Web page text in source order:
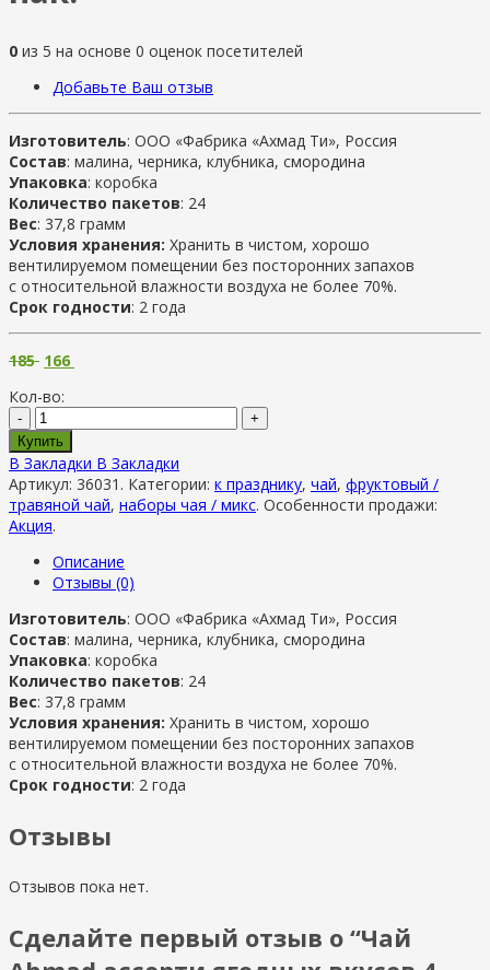
0 из 5 на основе 0 оценок посетителей
Добавьте Ваш отзыв
Изготовитель: ООО «Фабрика «Ахмад Ти», Россия
Состав: малина, черника, клубника, смородина
Упаковка: коробка
Количество пакетов: 24
Вес: 37,8 грамм
Условия хранения: Хранить в чистом, хорошо
вентилируемом помещении без посторонних запахов
с относительной влажности воздуха не более 70%.
Срок годности: 2 года
185 166
Кол-во:
-
+
Купить
В Закладки В Закладки
Артикул: 36031 . Категории: к празднику, чай, фруктовый /
травяной чай, наборы чая / микс. Особенности продажи:
Акция.
Описание
Отзывы (0)
Изготовитель: ООО «Фабрика «Ахмад Ти», Россия
Состав: малина, черника, клубника, смородина
Упаковка: коробка
Количество пакетов: 24
Вес: 37,8 грамм
Условия хранения: Хранить в чистом, хорошо
вентилируемом помещении без посторонних запахов
с относительной влажности воздуха не более 70%.
Срок годности: 2 года
Отзывы
Отзывов пока нет.
Сделайте первый отзыв о “Чай